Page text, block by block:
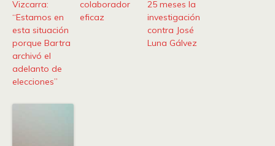
Vizcarra:
“Estamos en
esta situación
porque Bartra
archivó el
adelanto de
elecciones”
colaborador
eficaz
25 meses la
investigación
contra José
Luna Gálvez